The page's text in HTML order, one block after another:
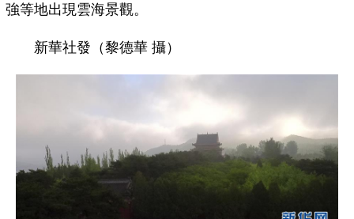
強等地出現雲海景觀。
新華社發（黎德華 攝）